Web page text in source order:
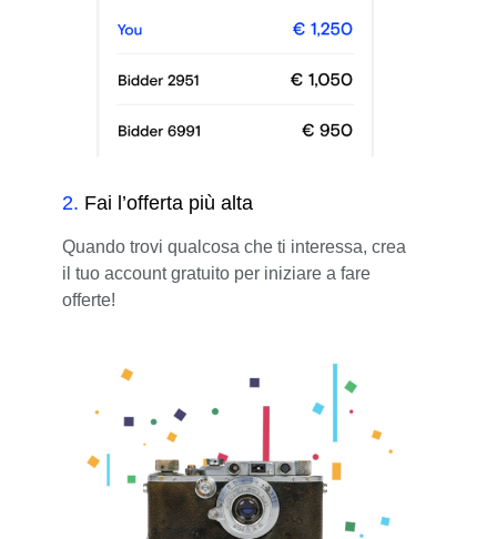
2. Fai l’offerta più alta
Quando trovi qualcosa che ti interessa, crea
il tuo account gratuito per iniziare a fare
offerte!